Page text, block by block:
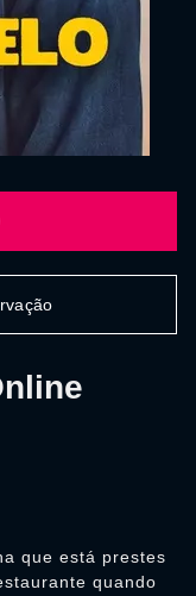
que está prestes
quando